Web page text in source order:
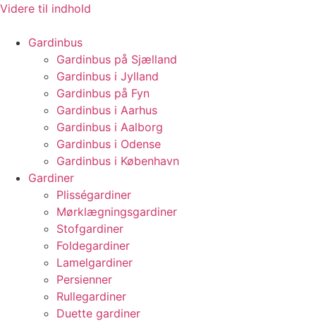
Videre til indhold
Gardinbus
Gardinbus på Sjælland
Gardinbus i Jylland
Gardinbus på Fyn
Gardinbus i Aarhus
Gardinbus i Aalborg
Gardinbus i Odense
Gardinbus i København
Gardiner
Plisségardiner
Mørklægningsgardiner
Stofgardiner
Foldegardiner
Lamelgardiner
Persienner
Rullegardiner
Duette gardiner